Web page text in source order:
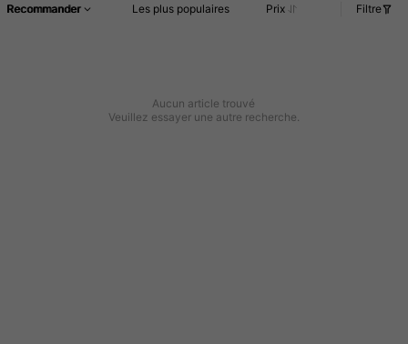
Recommander Les plus populaires Prix Filtre
Aucun article trouvé
Veuillez essayer une autre recherche.